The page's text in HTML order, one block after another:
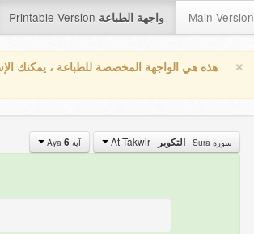
Printable Version واجهة الطباعة Main Version
× هذه هي الواجهة المخصصة للطباعة ، يمكنك
سورة Sura التكوير آية Aya 6